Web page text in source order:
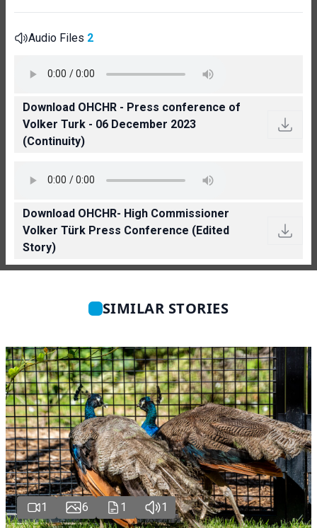
Audio Files 2
Download OHCHR - Press conference of
Volker Turk - 06 December 2023
(Continuity)
Download OHCHR- High Commissioner
Volker Türk Press Conference (Edited
Story)
SIMILAR STORIES
1 6 1 1